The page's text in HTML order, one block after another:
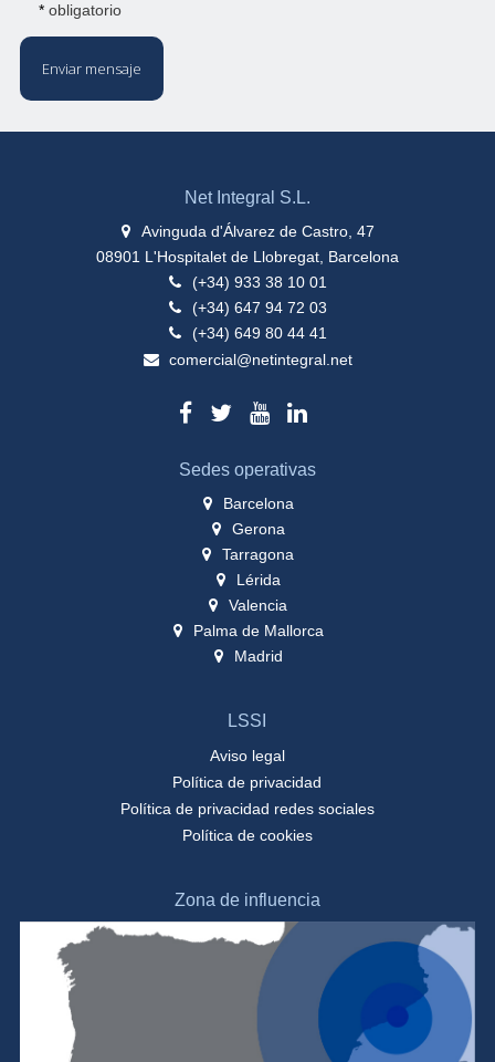
* obligatorio
Enviar mensaje
Net Integral S.L.
Avinguda d'Álvarez de Castro, 47
08901 L'Hospitalet de Llobregat, Barcelona
(+34) 933 38 10 01
(+34) 647 94 72 03
(+34) 649 80 44 41
comercial@netintegral.net
Sedes operativas
Barcelona
Gerona
Tarragona
Lérida
Valencia
Palma de Mallorca
Madrid
LSSI
Aviso legal
Política de privacidad
Política de privacidad redes sociales
Política de cookies
Zona de influencia